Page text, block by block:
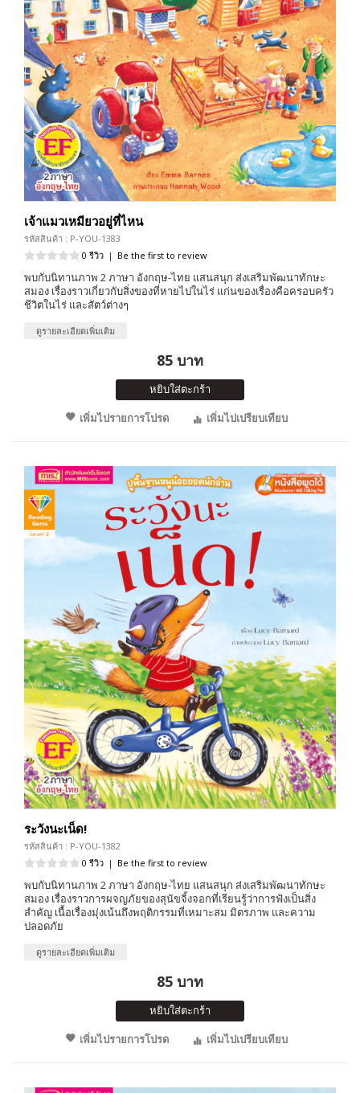
เจ้าแมวเหมียวอยู่ที่ไหน
รหัสสินค้า : P-YOU-1383
0 รีวิว | Be the first to review
พบกับนิทานภาพ 2 ภาษา อังกฤษ-ไทย แสนสนุก ส่งเสริมพัฒนาทักษะ
สมอง เรื่องราวเกี่ยวกับสิ่งของที่หายไปในไร่ แก่นของเรื่องคือครอบครัว
ชีวิตในไร่ และสัตว์ต่างๆ
ดูรายละเอียดเพิ่มเติม
85 บาท
หยิบใส่ตะกร้า
เพิ่มไปรายการโปรด
เพิ่มไปเปรียบเทียบ
ระวังนะเน็ด!
รหัสสินค้า : P-YOU-1382
0 รีวิว | Be the first to review
พบกับนิทานภาพ 2 ภาษา อังกฤษ-ไทย แสนสนุก ส่งเสริมพัฒนาทักษะ
สมอง เรื่องราวการผจญภัยของสุนัขจิ้งจอกที่เรียนรู้ว่าการฟังเป็นสิ่ง
สำคัญ เนื้อเรื่องมุ่งเน้นถึงพฤติกรรมที่เหมาะสม มิตรภาพ และความ
ปลอดภัย
ดูรายละเอียดเพิ่มเติม
85 บาท
หยิบใส่ตะกร้า
เพิ่มไปรายการโปรด
เพิ่มไปเปรียบเทียบ